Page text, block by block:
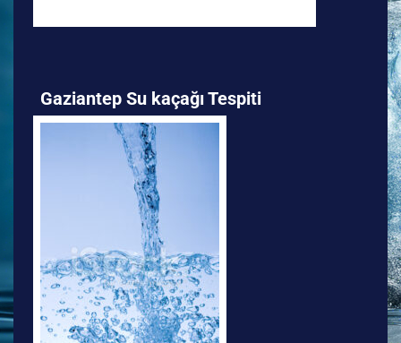
Gaziantep Su kaçağı Tespiti